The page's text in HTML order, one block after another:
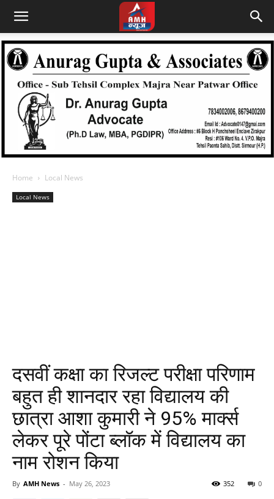
Home Local News
Local News
दसवीं कक्षा का रिजल्ट परीक्षा परिणाम
बहुत ही शानदार रहा विद्यालय की
छात्रा आशा कुमारी ने 95% मार्क्स
लेकर पूरे पोंटा ब्लॉक में विद्यालय का
नाम रोशन किया
By AMH News - May 26, 2023 0
352